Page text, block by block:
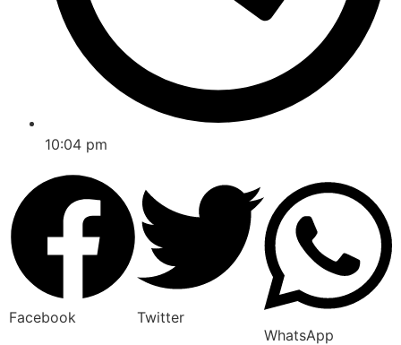
10:04 pm
Facebook
Twitter
WhatsApp